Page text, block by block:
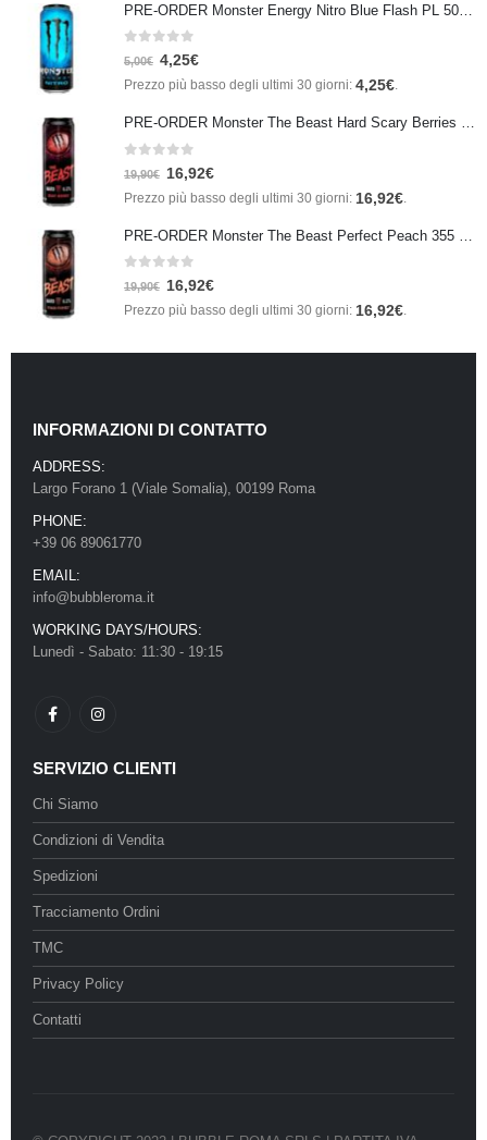
Su 5
5,00€ 4,25€
Prezzo più basso degli ultimi 30 giorni: 4,25€.
PRE-ORDER Monster The Beast Hard Scary Berries 355 ml IN ARRIVO ENTRO IL 21 SETTEMBRE
Su 5
19,90€ 16,92€
Prezzo più basso degli ultimi 30 giorni: 16,92€.
Su 5
19,90€ 16,92€
Prezzo più basso degli ultimi 30 giorni: 16,92€.
INFORMAZIONI DI CONTATTO
ADDRESS:
Largo Forano 1 (Viale Somalia), 00199 Roma
PHONE:
+39 06 89061770
EMAIL:
info@bubbleroma.it
WORKING DAYS/HOURS:
Lunedì - Sabato: 11:30 - 19:15
SERVIZIO CLIENTI
Chi Siamo
Condizioni di Vendita
Spedizioni
Tracciamento Ordini
TMC
Privacy Policy
Contatti